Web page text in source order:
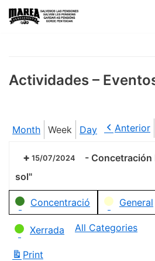
Skip
Actividades –
Month Week Day Anterior
15/07/2024 - Concetración
sol"
Categories
Concentració General
Xerrada All Categories
Print